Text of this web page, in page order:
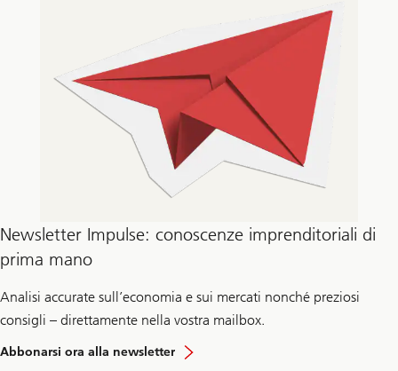
Newsletter Impulse: conoscenze imprenditoriali di
prima mano
Analisi accurate sull’economia e sui mercati nonché preziosi
consigli – direttamente nella vostra mailbox.
Abbonarsi ora alla newsletter